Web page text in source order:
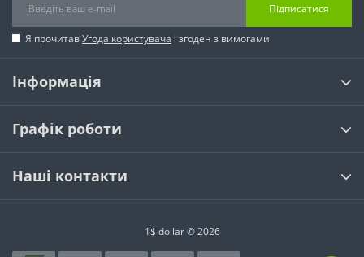
Підписатися
Я прочитавУгода користувача і згоден з вимогами
Інформація
Графік роботи
Наші контакти
1$ dollar © 2026